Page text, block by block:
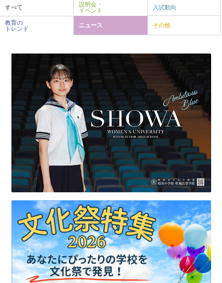
すべて
説明会・
イベント
入試動向
教育の
トレンド
ニュース その他